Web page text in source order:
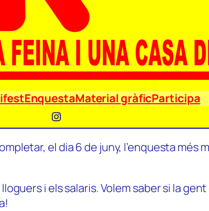
EnquestaMaterial gràficParticipa
Instagram
el dia 6 de juny, l’enquesta més
i els salaris. Volem saber si la